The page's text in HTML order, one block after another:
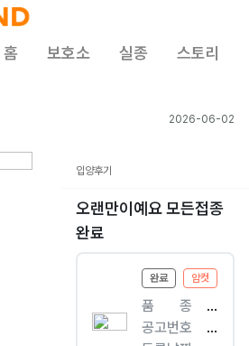
홈 보호소 실종 스토리
2026-06-02
입양후기
오랜만이예요 모든접종
완료
완료 암컷
품ㅤㅤ종
[
개
공고번호
충